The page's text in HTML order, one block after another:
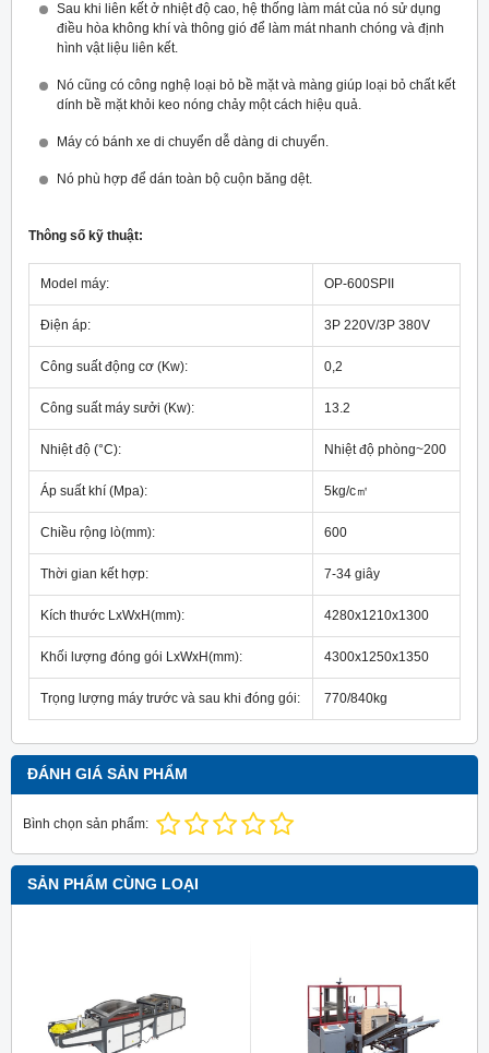
Sau khi liên kết ở nhiệt độ cao, hệ thống làm mát của nó sử dụng
điều hòa không khí và thông gió để làm mát nhanh chóng và định
hình vật liệu liên kết.
Nó cũng có công nghệ loại bỏ bề mặt và màng giúp loại bỏ chất kết
dính bề mặt khỏi keo nóng chảy một cách hiệu quả.
Máy có bánh xe di chuyển dễ dàng di chuyển.
Nó phù hợp để dán toàn bộ cuộn băng dệt.
Thông số kỹ thuật:
Model máy: OP-600SPII
Điện áp: 3P 220V/3P 380V
Công suất động cơ (Kw): 0,2
Công suất máy sưởi (Kw): 13.2
Nhiệt độ (°C): Nhiệt độ phòng~200
Áp suất khí (Mpa): 5kg/c㎡
Chiều rộng lò(mm): 600
Thời gian kết hợp: 7-34 giây
Kích thước LxWxH(mm): 4280x1210x1300
Khối lượng đóng gói LxWxH(mm): 4300x1250x1350
Trọng lượng máy trước và sau khi đóng gói: 770/840kg
ĐÁNH GIÁ SẢN PHẨM
Bình chọn sản phẩm:
SẢN PHẨM CÙNG LOẠI